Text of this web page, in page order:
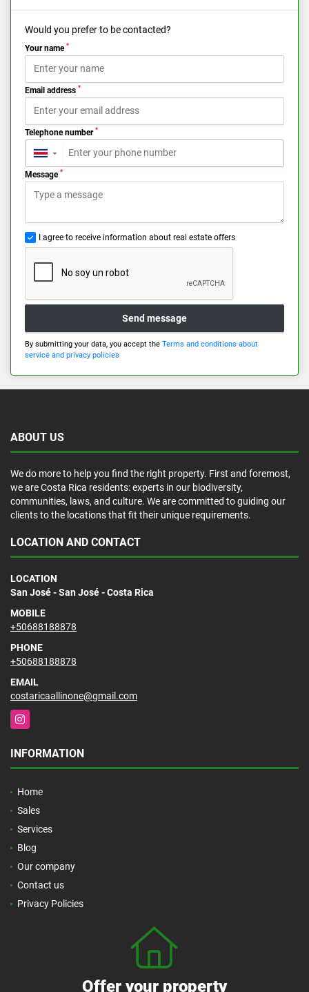
Would you prefer to be contacted?
Your name *
Email address *
Telephone number *
▼
Message *
I agree to receive information about real estate offers
Send message
By submitting your data, you accept the Terms and conditions about
service and privacy policies
ABOUT US
We do more to help you find the right property. First and foremost,
we are Costa Rica residents: experts in our biodiversity,
communities, laws, and culture. We are committed to guiding our
clients to the locations that fit their unique requirements.
LOCATION AND CONTACT
LOCATION
San José - San José - Costa Rica
MOBILE
+50688188878
PHONE
+50688188878
EMAIL
costaricaallinone@gmail.com
Instagram
INFORMATION
Home
Sales
Services
Blog
Our company
Contact us
Privacy Policies
Offer your property